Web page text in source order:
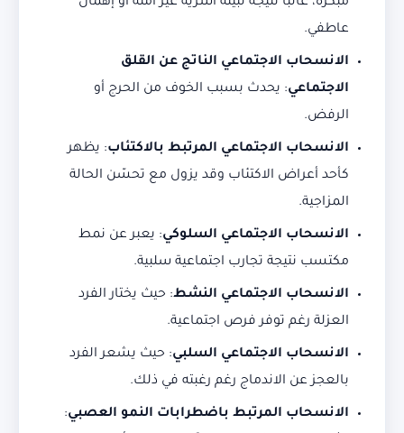
عاطفي.
الانسحاب الاجتماعي الناتج عن القلق
الاجتماعي: يحدث بسبب الخوف من الحرج أو
الرفض.
الانسحاب الاجتماعي المرتبط بالاكتئاب: يظهر
كأحد أعراض الاكتئاب وقد يزول مع تحسّن الحالة
المزاجية.
الانسحاب الاجتماعي السلوكي: يعبر عن نمط
مكتسب نتيجة تجارب اجتماعية سلبية.
الانسحاب الاجتماعي النشط: حيث يختار الفرد
العزلة رغم توفر فرص اجتماعية.
الانسحاب الاجتماعي السلبي: حيث يشعر الفرد
بالعجز عن الاندماج رغم رغبته في ذلك.
الانسحاب المرتبط باضطرابات النمو العصبي: